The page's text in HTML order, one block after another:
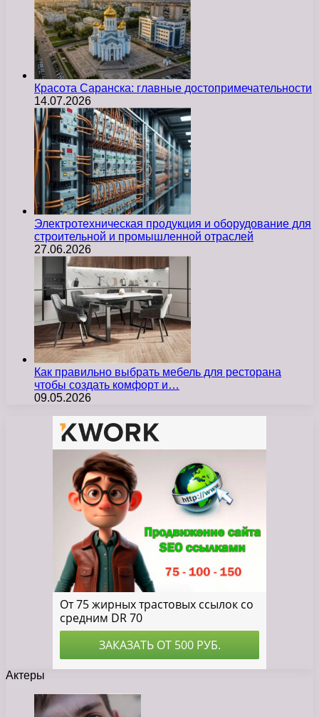
Красота Саранска: главные достопримечательности
14.07.2026
Электротехническая продукция и оборудование для
строительной и промышленной отраслей
27.06.2026
Как правильно выбрать мебель для ресторана
чтобы создать комфорт и…
09.05.2026
Актеры